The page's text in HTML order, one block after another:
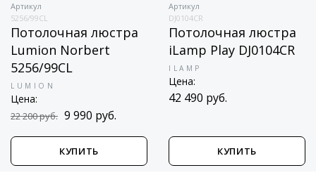
Артикул
5256/99CL
Потолочная люстра
Lumion Norbert
5256/99CL
LUMION
Цена:
22 200 руб. 9 990 руб.
КУПИТЬ
Артикул
DJ0104CR
Потолочная люстра
iLamp Play DJ0104CR
ILAMP
Цена:
42 490 руб.
КУПИТЬ